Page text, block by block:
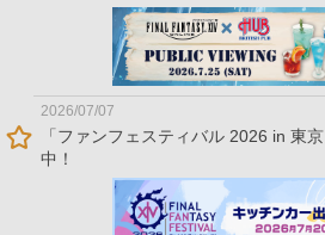
2026/07/07
「ファンフェスティバル 2026 in 東
中！